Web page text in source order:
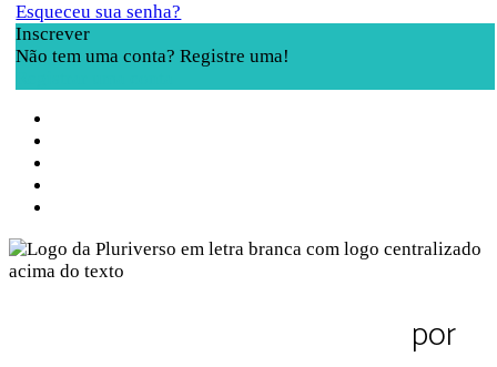
Esqueceu sua senha?
Inscrever
Não tem uma conta? Registre uma!
por